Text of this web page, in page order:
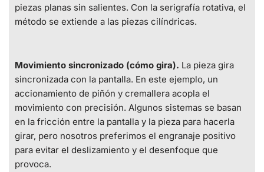
piezas planas sin salientes. Con la serigrafía rotativa, el
método se extiende a las piezas cilíndricas.
Movimiento sincronizado (cómo gira). La pieza gira
sincronizada con la pantalla. En este ejemplo, un
accionamiento de piñón y cremallera acopla el
movimiento con precisión. Algunos sistemas se basan
en la fricción entre la pantalla y la pieza para hacerla
girar, pero nosotros preferimos el engranaje positivo
para evitar el deslizamiento y el desenfoque que
provoca.